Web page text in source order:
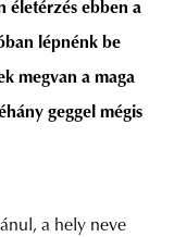
életérzés ebben a
lépnénk be
megvan a maga
geggel mégis
a hely neve